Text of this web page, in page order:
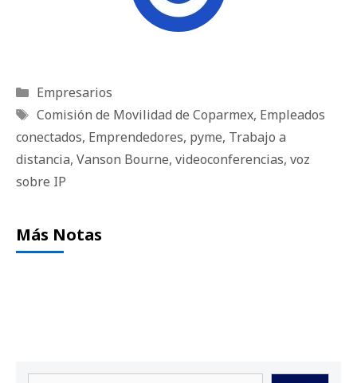
Categorías
Empresarios
Etiquetas
Comisión de Movilidad de Coparmex, Empleados
conectados, Emprendedores, pyme, Trabajo a
distancia, Vanson Bourne, videoconferencias, voz
sobre IP
Más Notas